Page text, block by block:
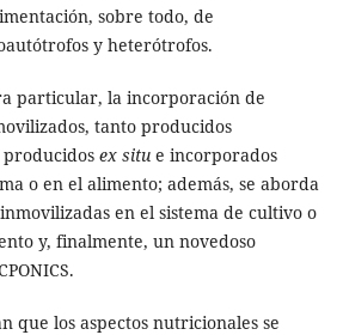
sobre todo, de
y heterótrofos.
particular, la incorporación de
tanto producidos
producidos ex situe incorporados
o en el alimento; además, se aborda
en el sistema de cultivo o
y, finalmente, un novedoso
que los aspectos nutricionales se